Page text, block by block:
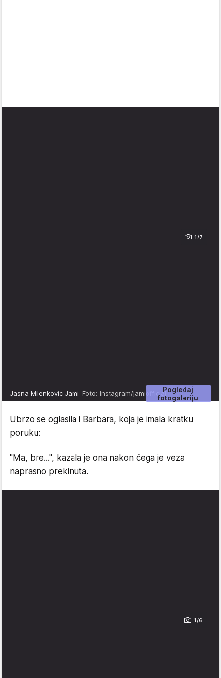
1/7
Pogledaj
fotogaleriju
Jasna Milenkovic Jami Foto: Instagram/jamiofficial
Ubrzo se oglasila i Barbara, koja je imala kratku
poruku:
"Ma, bre...", kazala je ona nakon čega je veza
naprasno prekinuta.
1/6